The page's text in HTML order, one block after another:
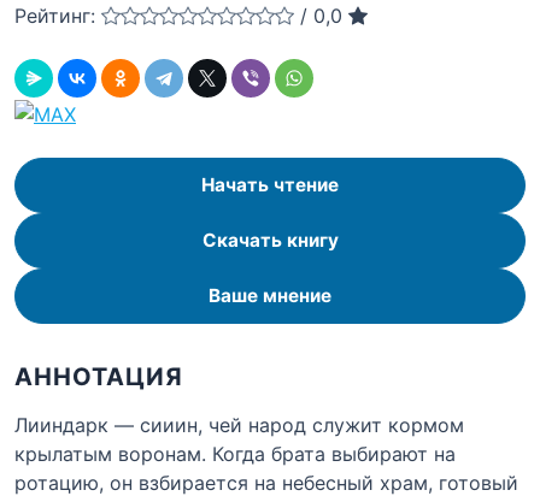
Рейтинг:
/ 0,0
Начать чтение
Скачать книгу
Ваше мнение
АННОТАЦИЯ
Лииндарк — сииин, чей народ служит кормом
крылатым воронам. Когда брата выбирают на
ротацию, он взбирается на небесный храм, готовый